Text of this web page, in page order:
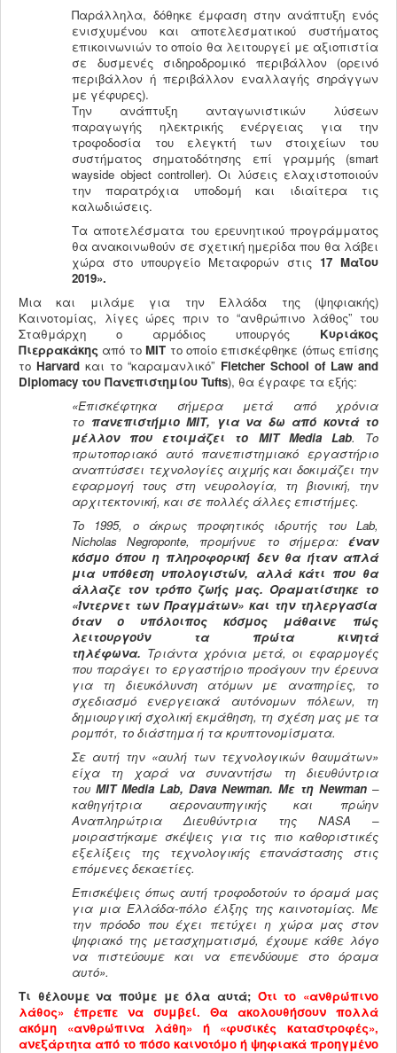
Παράλληλα, δόθηκε έμφαση στην ανάπτυξη ενός
ενισχυμένου και αποτελεσματικού συστήματος
επικοινωνιών το οποίο θα λειτουργεί με αξιοπιστία
σε δυσμενές σιδηροδρομικό περιβάλλον (ορεινό
περιβάλλον ή περιβάλλον εναλλαγής σηράγγων
με γέφυρες).
Την ανάπτυξη ανταγωνιστικών λύσεων
παραγωγής ηλεκτρικής ενέργειας για την
τροφοδοσία του ελεγκτή των στοιχείων του
συστήματος σηματοδότησης επί γραμμής (smart
wayside object controller). Οι λύσεις ελαχιστοποιούν
την παρατρόχια υποδομή και ιδιαίτερα τις
καλωδιώσεις.
Τα αποτελέσματα του ερευνητικού προγράμματος
θα ανακοινωθούν σε σχετική ημερίδα που θα λάβει
χώρα στο υπουργείο Μεταφορών στις 17 Μαΐου
2019».
Μια και μιλάμε για την Ελλάδα της (ψηφιακής)
Καινοτομίας, λίγες ώρες πριν το “ανθρώπινο λάθος” του
Σταθμάρχη ο αρμόδιος υπουργός Κυριάκος
Πιερρακάκης από τοMIT το οποίο επισκέφθηκε (όπως επίσης
το Harvard και το “καραμανλικό” FletcherSchool ofLawand
Diplomacy του Πανεπιστημίου Tufts), θα έγραφε τα εξής:
«Επισκέφτηκα σήμερα μετά από χρόνια
το πανεπιστήμιο ΜΙΤ, για να δω από κοντά το
μέλλον που ετοιμάζει το MITMediaLab. Το
πρωτοποριακό αυτό πανεπιστημιακό εργαστήριο
αναπτύσσει τεχνολογίες αιχμής και δοκιμάζει την
εφαρμογή τους στη νευρολογία, τη βιονική, την
αρχιτεκτονική, και σε πολλές άλλες επιστήμες.
To 1995, ο άκρως προφητικός ιδρυτής του Lab,
Nicholas Negroponte, προμήνυε το σήμερα:έναν
κόσμο όπου η πληροφορική δεν θα ήταν απλά
μια υπόθεση υπολογιστών, αλλά κάτι που θα
άλλαζε τον τρόπο ζωής μας. Οραματίστηκε τo
«Ίντερνετ των Πραγμάτων» και την τηλεργασία
όταν ο υπόλοιπος κόσμος μάθαινε πώς
λειτουργούν τα πρώτα κινητά
τηλέφωνα. Τριάντα χρόνια μετά, οι εφαρμογές
που παράγει το εργαστήριο προάγουν την έρευνα
για τη διευκόλυνση ατόμων με αναπηρίες, το
σχεδιασμό ενεργειακά αυτόνομων πόλεων, τη
δημιουργική σχολική εκμάθηση, τη σχέση μας με τα
ρομπότ, το διάστημα ή τα κρυπτονομίσματα.
Σε αυτή την «αυλή των τεχνολογικών θαυμάτων»
είχα τη χαρά να συναντήσω τη διευθύντρια
του MITMedia Lab, Dava Newman. Με τη Newman –
καθηγήτρια αεροναυπηγικής και πρώην
Αναπληρώτρια Διευθύντρια της NASA –
μοιραστήκαμε σκέψεις για τις πιο καθοριστικές
εξελίξεις της τεχνολογικής επανάστασης στις
επόμενες δεκαετίες.
Επισκέψεις όπως αυτή τροφοδοτούν το όραμά μας
για μια Ελλάδα-πόλο έλξης της καινοτομίας. Με
την πρόοδο που έχει πετύχει η χώρα μας στον
ψηφιακό της μετασχηματισμό, έχουμε κάθε λόγο
να πιστεύουμε και να επενδύουμε στο όραμα
αυτό».
Τι θέλουμε να πούμε με όλα αυτά; Ότι το «ανθρώπινο
λάθος» έπρεπε να συμβεί. Θα ακολουθήσουν πολλά
ακόμη «ανθρώπινα λάθη» ή «φυσικές καταστροφές»,
ανεξάρτητα από το πόσο καινοτόμο ή ψηφιακά προηγμένο